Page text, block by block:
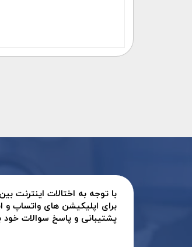
با توجه به اختالات اینترنت
برای اپلیکیشن های واتساپ و
پشتیبانی و پاسخ سوالات خود